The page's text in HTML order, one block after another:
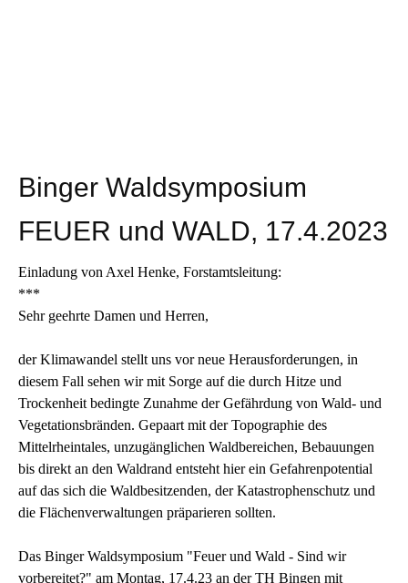
Binger Waldsymposium
FEUER und WALD, 17.4.2023
Einladung von Axel Henke, Forstamtsleitung:
***
Sehr geehrte Damen und Herren,
der Klimawandel stellt uns vor neue Herausforderungen, in
diesem Fall sehen wir mit Sorge auf die durch Hitze und
Trockenheit bedingte Zunahme der Gefährdung von Wald- und
Vegetationsbränden. Gepaart mit der Topographie des
Mittelrheintales, unzugänglichen Waldbereichen, Bebauungen
bis direkt an den Waldrand entsteht hier ein Gefahrenpotential
auf das sich die Waldbesitzenden, der Katastrophenschutz und
die Flächenverwaltungen präparieren sollten.
Das Binger Waldsymposium "Feuer und Wald - Sind wir
vorbereitet?" am Montag, 17.4.23 an der TH Bingen mit